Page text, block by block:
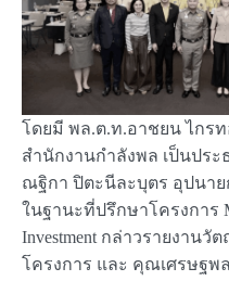
โดยมี พล.ต.ท.อาชยน ไกร
สำนักงานกำลังพล เป็นปร
ณฐิกา ปิตะนีละบุตร อุปนา
ในฐานะที่ปรึกษาโครงการ
Investment กล่าวรายงานวั
โครงการ และ คุณเศรษฐพ